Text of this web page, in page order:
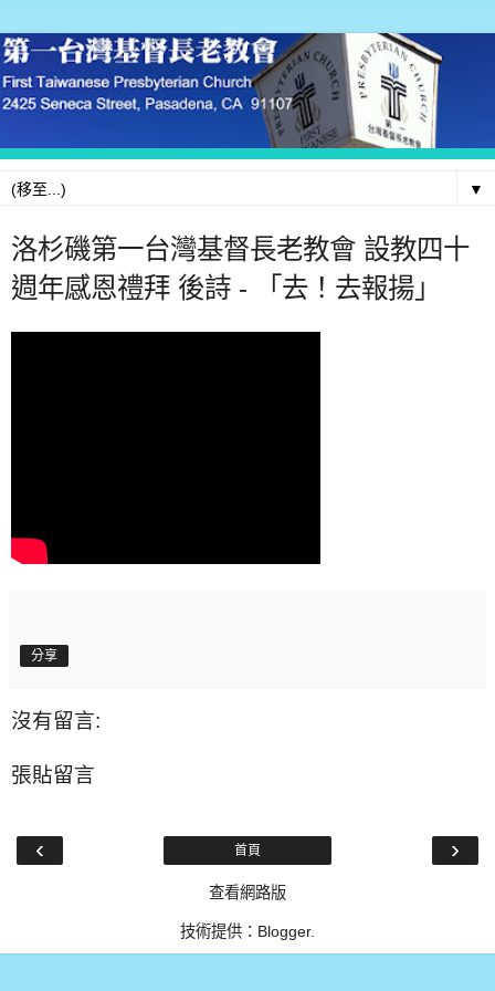
▼
洛杉磯第一台灣基督長老教會 設教四十
週年感恩禮拜 後詩 - 「去！去報揚」
分享
沒有留言:
張貼留言
‹ ›
首頁
查看網路版
技術提供： Blogger.